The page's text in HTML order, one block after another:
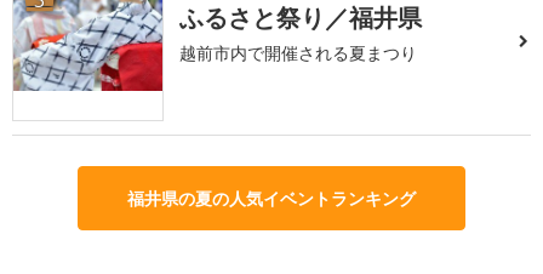
ふるさと祭り／福井県
越前市内で開催される夏まつり
福井県の夏の人気イベントランキング